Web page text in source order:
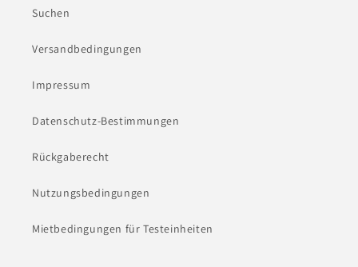
Suchen
Versandbedingungen
Impressum
Datenschutz-Bestimmungen
Rückgaberecht
Nutzungsbedingungen
Mietbedingungen für Testeinheiten